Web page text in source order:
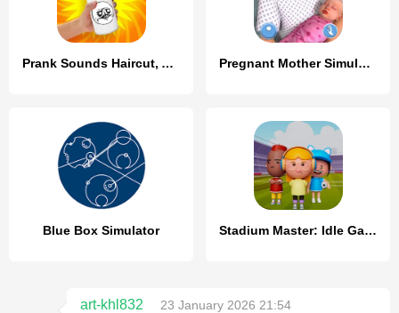
Prank Sounds Haircut, Air Horn Pregnant Mother Simulator Game
Blue Box Simulator Stadium Master: Idle Game
art-khl832
23 January 2026 21:54